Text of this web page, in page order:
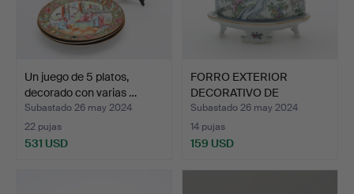
Un juego de 5 platos,
decorado con varias …
Subastado 26 may 2024
22 pujas
531 USD
FORRO EXTERIOR
DECORATIVO DE
ESMALTE, Chin…
Subastado 26 may 2024
14 pujas
159 USD